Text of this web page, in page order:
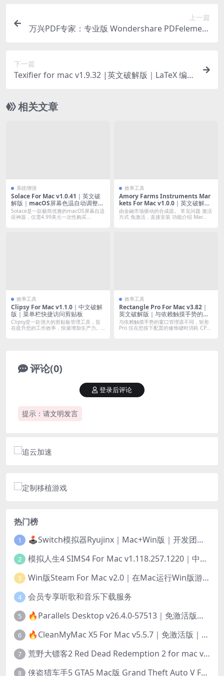
上一篇
万兴PDF专家：专业版 Wondershare PDFelement
下一篇
Texifier for mac v1.9.32 |英文破解版｜LaTeX 编辑
相关文章
系统增强
Solace For Mac v1.0.41｜英文破
解版｜macOS屏幕色温自动调整/f.
lux替换品
Solace是一款极简优雅的macOS屏幕自适
应神器，仅需4.99美元一次性购买...
效率工具
Amory Farms Instruments Mar
kets For Mac v1.0.0｜英文破解版
｜由金融市场驱动的合成器。
由金融市场驱动的合成器。 常见问题 激活
方式 免激活，直接安装 功能介绍 Mar...
效率工具
Clipsy For Mac v1.1.0｜中文破解
版｜菜单栏快捷访问剪贴板
Clipsy是一款强大的剪贴板管理工具，旨
在提升您的工作效率，快速增加生产力。
效率工具
Rectangle Pro For Mac v3.82｜
英文破解版｜与依赖触摸手势的窗
口管理器不同，矩形 Pro 仅在您按
下配置的修饰键时消耗 CPU 资源。
与依赖触摸手势的窗口管理器不同，矩形
Pro 仅在您按下配置的修饰键时消耗 CP...
评论(0)
提示：请文明发言
登录后评论
热门榜
1 🕹️Switch模拟器Ryujinx｜Mac+Win版｜开发团队已解散此乃最后的绝唱版本
2 模拟人生4 SIMS4 For Mac v1.118.257.1220｜中文原生版｜无限金币｜全100DLC
3 Win版Steam For Mac v2.0｜在Mac运行Win版游戏！｜升级GPTK4.0支持！
4 会员专享听歌和音乐下载服务
5 🔥Parallels Desktop v26.4.0-57513｜免激活版｜在Mac上安装Windows/Linux等系统[赠Windows激活]
6 🔥CleanMyMac X5 For Mac v5.5.7｜免激活版｜macOS系统优化/清理神器
7 荒野大镖客2 Red Dead Redemption 2 for mac v1436.28｜中文移植版｜最好玩的开放世界游戏
8 侠盗猎车手5 GTA5 Mac版 Grand Theft Auto V For Mac｜中文破解版